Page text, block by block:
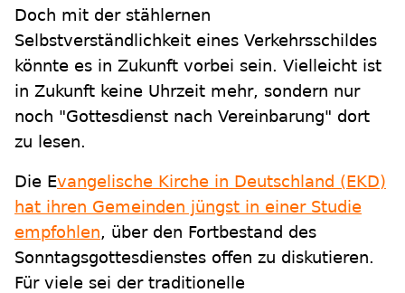
Doch mit der stählernen
Selbstverständlichkeit eines Verkehrsschildes
könnte es in Zukunft vorbei sein. Vielleicht ist
in Zukunft keine Uhrzeit mehr, sondern nur
noch "Gottesdienst nach Vereinbarung" dort
zu lesen.
Die Evangelische Kirche in Deutschland (EKD)
hat ihren Gemeinden jüngst in einer Studie
empfohlen, über den Fortbestand des
Sonntagsgottesdienstes offen zu diskutieren.
Für viele sei der traditionelle